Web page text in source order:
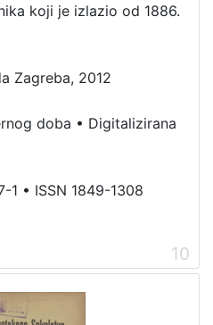
koji je izlazio od 1886.
Zagreba, 2012
doba • Digitalizirana
1 • ISSN 1849-1308
10